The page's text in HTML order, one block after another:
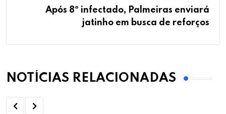
Após 8º infectado, Palmeiras enviará
jatinho em busca de reforços
NOTÍCIAS RELACIONADAS